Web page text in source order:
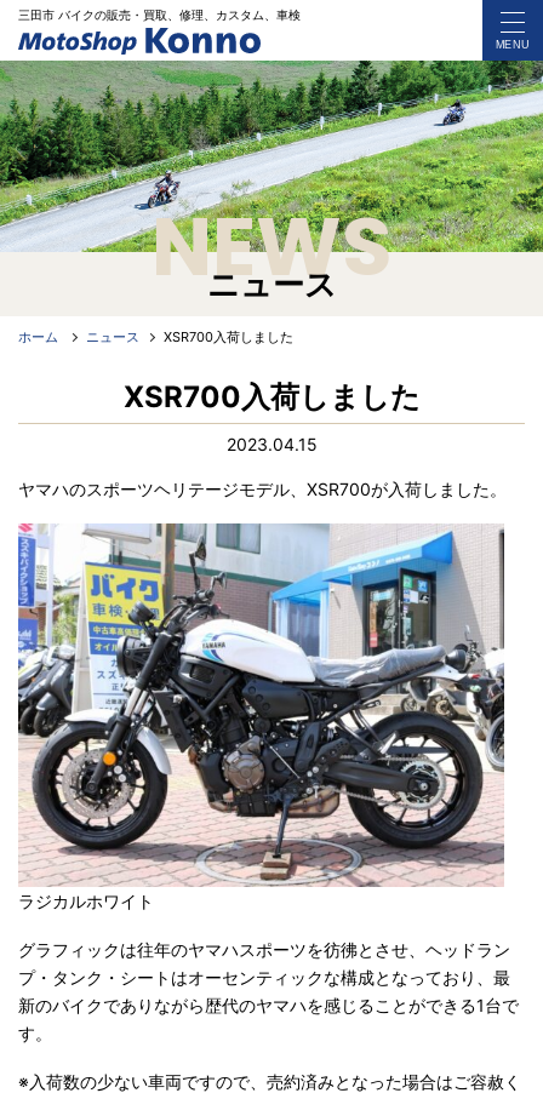
三田市 バイクの販売・買取、修理、カスタム、車検
MENU
ニュース
NEWS
ホーム ニュース XSR700入荷しました
XSR700入荷しました
2023.04.15
ヤマハのスポーツヘリテージモデル、XSR700が入荷しました。
ラジカルホワイト
グラフィックは往年のヤマハスポーツを彷彿とさせ、ヘッドラン
プ・タンク・シートはオーセンティックな構成となっており、最
新のバイクでありながら歴代のヤマハを感じることができる1台で
す。
※入荷数の少ない車両ですので、売約済みとなった場合はご容赦く